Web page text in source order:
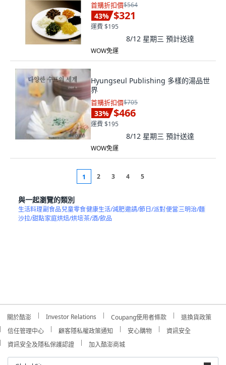
首購折扣價$564
43% $321
運費 $195
8/12 星期三 預計送達
WOW免運
Hyungseul Publishing 多樣的湯品世
界
首購折扣價$705
33% $466
運費 $195
8/12 星期三 預計送達
WOW免運
1 2 3 4 5
與一起瀏覽的類別
生活料理副食品兒童零食健康生活/減肥邀請/節日/派對便當三明治/麵
沙拉/甜點家庭烘焙/烘培茶/酒/飲品
關於酷澎 Investor Relations Coupang使用者條款
退換貨政策
信任管理中心
顧客隱私權政策通知 安心購物
資訊安全
資訊安全及隱私保護認證
加入酷澎商城